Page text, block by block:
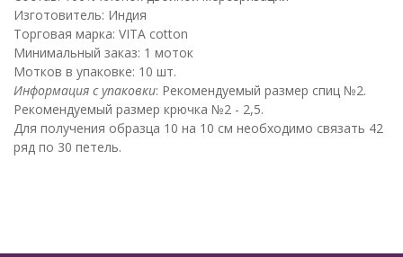
Изготовитель: Индия
Торговая марка: VITA cotton
Минимальный заказ: 1 моток
Мотков в упаковке: 10 шт.
Информация с упаковки: Рекомендуемый размер спиц №2.
Рекомендуемый размер крючка №2 - 2,5.
Для получения образца 10 на 10 см необходимо связать 42
ряд по 30 петель.